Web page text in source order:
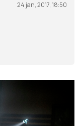
24 jan, 2017, 18:50